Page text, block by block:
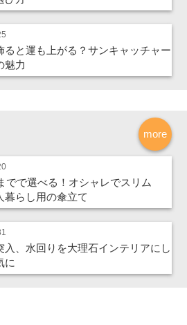
ると運も上がる？サンキャッチャー
魅力
more
でで選べる！オシャレでスリム
暮らし用の傘立て
入、水回りを大理石インテリアにし
に